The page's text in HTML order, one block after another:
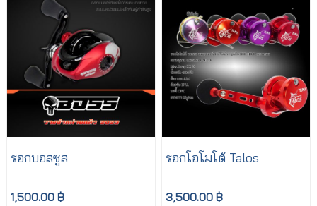
รอกบอสซูส
1,500.00 ฿
รอกโอโมโต้ Talos
3,500.00 ฿